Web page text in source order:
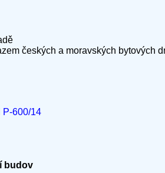
českých a moravských bytových
P-600/14
budov